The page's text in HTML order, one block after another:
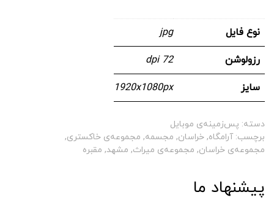
نوع فایل jpg
رزولوشن 72 dpi
سایز 1920x1080px
دسته: پس‌زمینه‌ی موبایل
برچسب:آرامگاه, خراسان, مجسمه, مجموعه‌ی خاکستری,
مجموعه‌ی خراسان, مجموعه‌ی میراث, مشهد, مقبره
پیشنهاد ما